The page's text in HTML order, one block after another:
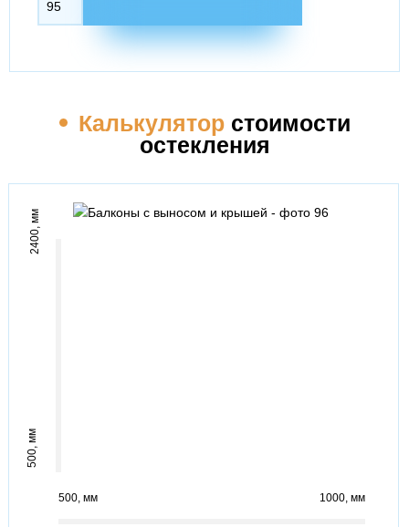
Калькуляторстоимости
остекления
500
2400
500 1000